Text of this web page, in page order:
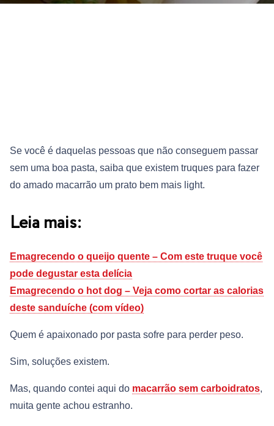
Se você é daquelas pessoas que não conseguem passar
sem uma boa pasta, saiba que existem truques para fazer
do amado macarrão um prato bem mais light.
Leia mais:
Emagrecendo o queijo quente – Com este truque você
pode degustar esta delícia
Emagrecendo o hot dog – Veja como cortar as calorias
deste sanduíche (com vídeo)
Quem é apaixonado por pasta sofre para perder peso.
Sim, soluções existem.
Mas, quando contei aqui do macarrão sem carboidratos,
muita gente achou estranho.